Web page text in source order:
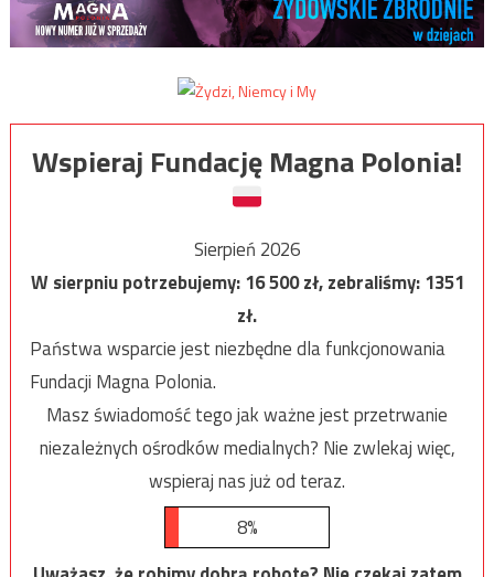
Wspieraj Fundację Magna Polonia!
Sierpień 2026
W sierpniu potrzebujemy:16 500zł, zebraliśmy:1351
zł.
Państwa wsparcie jest niezbędne dla funkcjonowania
Fundacji Magna Polonia.
Masz świadomość tego jak ważne jest przetrwanie
niezależnych ośrodków medialnych? Nie zwlekaj więc,
wspieraj nas już od teraz.
8%